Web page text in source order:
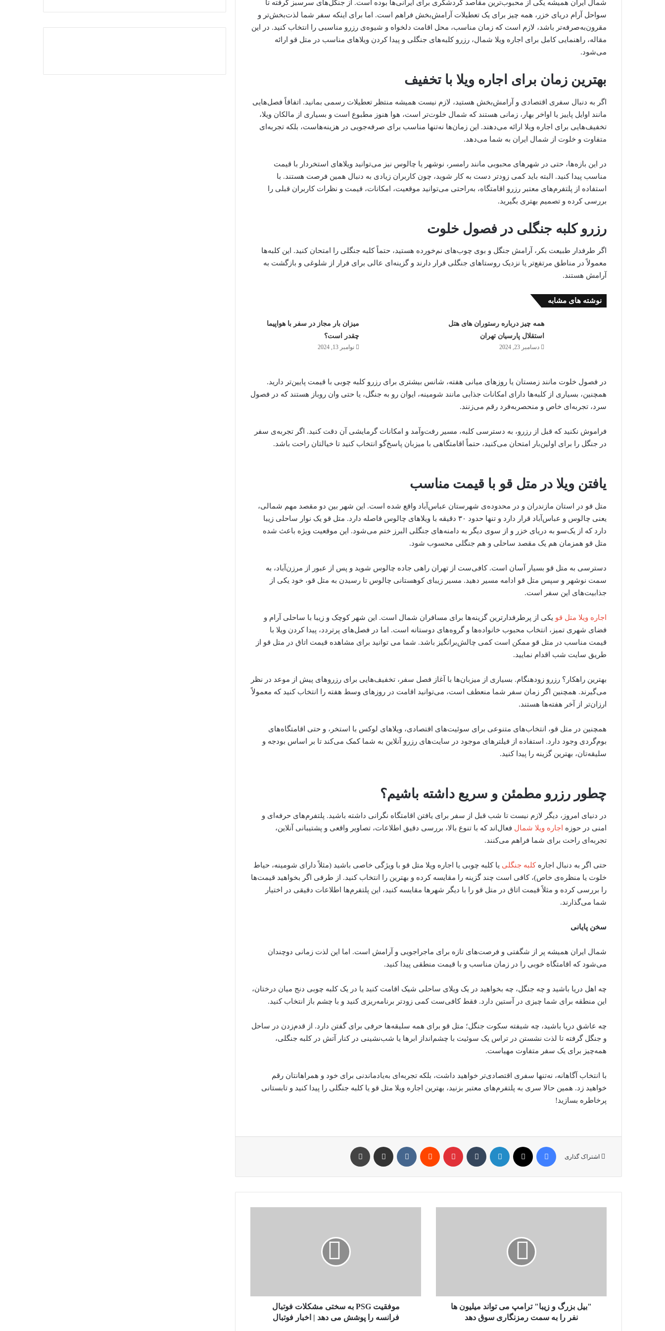
شمال ایران همیشه یکی از محبوب‌ترین مقاصد گردشگری برای ایرانی‌ها بوده است. از جنگل‌های سرسبز گرفته تا
سواحل آرام دریای خزر، همه چیز برای یک تعطیلات آرامش‌بخش فراهم است. اما برای اینکه سفر شما لذت‌بخش‌تر و
مقرون‌به‌صرفه‌تر باشد، لازم است که زمان مناسب، محل اقامت دلخواه و شیوه‌ی رزرو مناسبی را انتخاب کنید. در این
مقاله، راهنمایی کامل برای اجاره ویلا شمال، رزرو کلبه‌های جنگلی و پیدا کردن ویلاهای مناسب در متل قو ارائه
می‌شود.
بهترین زمان برای اجاره ویلا با تخفیف
اگر به ‌دنبال سفری اقتصادی و آرامش‌بخش هستید، لازم نیست همیشه منتظر تعطیلات رسمی بمانید. اتفاقاً فصل‌هایی
مانند اوایل پاییز یا اواخر بهار، زمانی هستند که شمال خلوت‌تر است، هوا هنوز مطبوع است و بسیاری از مالکان ویلا،
تخفیف‌هایی برای اجاره ویلا ارائه می‌دهند. این زمان‌ها نه‌تنها مناسب برای صرفه‌جویی در هزینه‌هاست، بلکه تجربه‌ای
متفاوت و خلوت از شمال ایران به شما می‌دهد.
در این بازه‌ها، حتی در شهرهای محبوبی مانند رامسر، نوشهر یا چالوس نیز می‌توانید ویلاهای استخردار با قیمت
مناسب پیدا کنید. البته باید کمی زودتر دست به کار شوید، چون کاربران زیادی به‌ دنبال همین فرصت هستند. با
استفاده از پلتفرم‌های معتبر رزرو اقامتگاه، به‌راحتی می‌توانید موقعیت، امکانات، قیمت و نظرات کاربران قبلی را
بررسی کرده و تصمیم بهتری بگیرید.
رزرو کلبه جنگلی در فصول خلوت
اگر طرفدار طبیعت بکر، آرامش جنگل و بوی چوب‌های نم‌خورده هستید، حتماً کلبه جنگلی را امتحان کنید. این کلبه‌ها
معمولاً در مناطق مرتفع‌تر یا نزدیک روستاهای جنگلی قرار دارند و گزینه‌ای عالی برای فرار از شلوغی و بازگشت به
آرامش هستند.
نوشته های مشابه
همه چیز درباره رستوران های هتل
استقلال پارسیان تهران
دسامبر 23, 2024
میزان بار مجاز در سفر با هواپیما
چقدر است؟
نوامبر 13, 2024
در فصول خلوت مانند زمستان یا روزهای میانی هفته، شانس بیشتری برای رزرو کلبه چوبی با قیمت پایین‌تر دارید.
همچنین، بسیاری از کلبه‌ها دارای امکانات جذابی مانند شومینه، ایوان رو به جنگل، یا حتی وان روباز هستند که در فصول
سرد، تجربه‌ای خاص و منحصربه‌فرد رقم می‌زنند.
فراموش نکنید که قبل از رزرو، به دسترسی کلبه، مسیر رفت‌وآمد و امکانات گرمایشی آن دقت کنید. اگر تجربه‌ی سفر
در جنگل را برای اولین‌بار امتحان می‌کنید، حتماً اقامتگاهی با میزبان پاسخ‌گو انتخاب کنید تا خیالتان راحت باشد.
یافتن ویلا در متل قو با قیمت مناسب
متل قو در استان مازندران و در محدوده‌ی شهرستان عباس‌آباد واقع شده است. این شهر بین دو مقصد مهم شمالی،
یعنی چالوس و عباس‌آباد قرار دارد و تنها حدود ۳۰ دقیقه با ویلاهای چالوس فاصله دارد. متل قو یک نوار ساحلی زیبا
دارد که از یک‌سو به دریای خزر و از سوی دیگر به دامنه‌های جنگلی البرز ختم می‌شود. این موقعیت ویژه باعث شده
متل قو همزمان هم یک مقصد ساحلی و هم جنگلی محسوب شود.
دسترسی به متل قو بسیار آسان است. کافی‌ست از تهران راهی جاده چالوس شوید و پس از عبور از مرزن‌آباد، به
سمت نوشهر و سپس متل قو ادامه مسیر دهید. مسیر زیبای کوهستانی چالوس تا رسیدن به متل قو، خود یکی از
جذابیت‌های این سفر است.
اجاره ویلا متل قو یکی از پرطرفدارترین گزینه‌ها برای مسافران شمال است. این شهر کوچک و زیبا با ساحلی آرام و
فضای شهری تمیز، انتخاب محبوب خانواده‌ها و گروه‌های دوستانه است. اما در فصل‌های پرتردد، پیدا کردن ویلا با
قیمت مناسب در متل قو ممکن است کمی چالش‌برانگیز باشد. شما می توانید برای مشاهده قیمت اتاق در متل قو از
طریق سایت شب اقدام نمایید.
بهترین راهکار؟ رزرو زودهنگام. بسیاری از میزبان‌ها با آغاز فصل سفر، تخفیف‌هایی برای رزروهای پیش از موعد در نظر
می‌گیرند. همچنین اگر زمان سفر شما منعطف است، می‌توانید اقامت در روزهای وسط هفته را انتخاب کنید که معمولاً
ارزان‌تر از آخر هفته‌ها هستند.
همچنین در متل قو، انتخاب‌های متنوعی برای سوئیت‌های اقتصادی، ویلاهای لوکس با استخر، و حتی اقامتگاه‌های
بوم‌گردی وجود دارد. استفاده از فیلترهای موجود در سایت‌های رزرو آنلاین به شما کمک می‌کند تا بر اساس بودجه و
سلیقه‌تان، بهترین گزینه را پیدا کنید.
چطور رزرو مطمئن و سریع داشته باشیم؟
در دنیای امروز، دیگر لازم نیست تا شب قبل از سفر برای یافتن اقامتگاه نگرانی داشته باشید. پلتفرم‌های حرفه‌ای و
امنی در حوزه
اجاره ویلا شمال فعال‌اند که با تنوع بالا، بررسی دقیق اطلاعات، تصاویر واقعی و پشتیبانی آنلاین،
تجربه‌ای راحت برای شما فراهم می‌کنند.
حتی اگر به ‌دنبال اجارهکلبه جنگلی یا کلبه چوبی یا اجاره ویلا متل قو با ویژگی خاصی باشید (مثلاً دارای شومینه، حیاط
خلوت یا منظره‌ی خاص)، کافی است چند گزینه را مقایسه کرده و بهترین را انتخاب کنید. از طرفی اگر بخواهید قیمت‌ها
را بررسی کرده و مثلاً قیمت اتاق در متل قو را با دیگر شهرها مقایسه کنید، این پلتفرم‌ها اطلاعات دقیقی در اختیار
شما می‌گذارند.
سخن پایانی
شمال ایران همیشه پر از شگفتی و فرصت‌های تازه برای ماجراجویی و آرامش است. اما این لذت زمانی دوچندان
می‌شود که اقامتگاه خوبی را در زمان مناسب و با قیمت منطقی پیدا کنید.
چه اهل دریا باشید و چه جنگل، چه بخواهید در یک ویلای ساحلی شیک اقامت کنید یا در یک کلبه چوبی دنج میان درختان،
این منطقه برای شما چیزی در آستین دارد. فقط کافی‌ست کمی زودتر برنامه‌ریزی کنید و با چشم باز انتخاب کنید.
چه عاشق دریا باشید، چه شیفته سکوت جنگل؛ متل قو برای همه سلیقه‌ها حرفی برای گفتن دارد. از قدم‌زدن در ساحل
و جنگل گرفته تا لذت نشستن در تراس یک سوئیت با چشم‌انداز ابرها یا شب‌نشینی در کنار آتش در کلبه جنگلی،
همه‌چیز برای یک سفر متفاوت مهیاست.
با انتخاب آگاهانه، نه‌تنها سفری اقتصادی‌تر خواهید داشت، بلکه تجربه‌ای به‌یادماندنی برای خود و همراهانتان رقم
خواهید زد. همین حالا سری به پلتفرم‌های معتبر بزنید، بهترین اجاره ویلا متل قو یا کلبه جنگلی را پیدا کنید و تابستانی
پرخاطره بسازید!
اشتراک گذاری
فیس بوک لینکدین ‫تامبلر ‫پین‌ترست ‫رددیت ‫VKontakte اشتراک گذاری از طریق ایمیل
ها
"بیل بزرگ و زیبا" ترامپ می تواند میلیون ها
نفر را به سمت رمزنگاری سوق دهد
پوشش
موفقیت PSG به سختی مشکلات فوتبال
فرانسه را پوشش می دهد | اخبار فوتبال